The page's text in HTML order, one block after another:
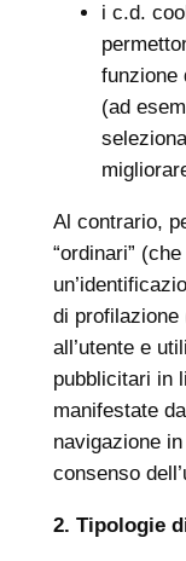
i c.d.
funzione
(ad
Al contrario,
“ordinari”
di
all’utente e
pubblicitari in
manifestate
navigazione
consenso
2. Tipologie